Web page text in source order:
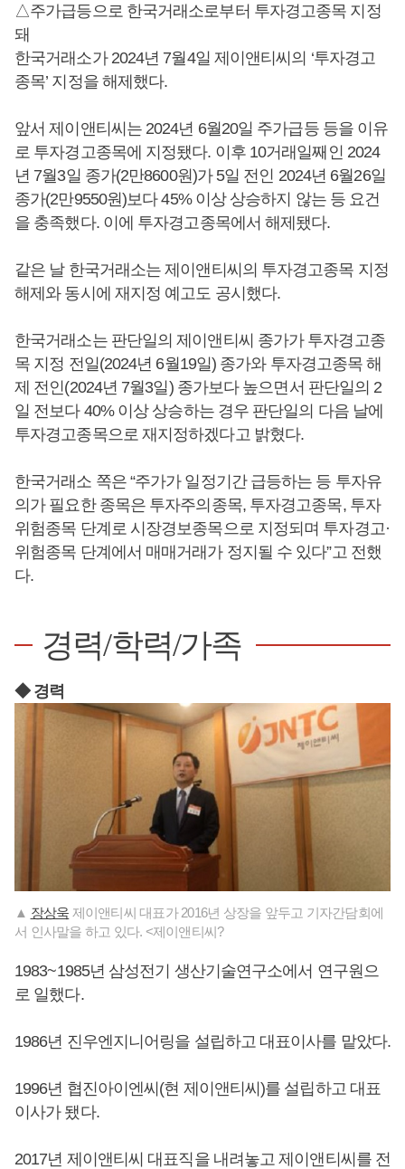
△주가급등으로 한국거래소로부터 투자경고종목 지정
돼
한국거래소가 2024년 7월4일 제이앤티씨의 ‘투자경고
종목’ 지정을 해제했다.
앞서 제이앤티씨는 2024년 6월20일 주가급등 등을 이유
로 투자경고종목에 지정됐다. 이후 10거래일째인 2024
년 7월3일 종가(2만8600원)가 5일 전인 2024년 6월26일
종가(2만9550원)보다 45% 이상 상승하지 않는 등 요건
을 충족했다. 이에 투자경고종목에서 해제됐다.
같은 날 한국거래소는 제이앤티씨의 투자경고종목 지정
해제와 동시에 재지정 예고도 공시했다.
한국거래소는 판단일의 제이앤티씨 종가가 투자경고종
목 지정 전일(2024년 6월19일) 종가와 투자경고종목 해
제 전인(2024년 7월3일) 종가보다 높으면서 판단일의 2
일 전보다 40% 이상 상승하는 경우 판단일의 다음 날에
투자경고종목으로 재지정하겠다고 밝혔다.
한국거래소 쪽은 “주가가 일정기간 급등하는 등 투자유
의가 필요한 종목은 투자주의종목, 투자경고종목, 투자
위험종목 단계로 시장경보종목으로 지정되며 투자경고·
위험종목 단계에서 매매거래가 정지될 수 있다”고 전했
다.
경력/학력/가족
◆ 경력
▲ 장상욱 제이앤티씨 대표가 2016년 상장을 앞두고 기자간담회에
서 인사말을 하고 있다. <제이앤티씨?
1983~1985년 삼성전기 생산기술연구소에서 연구원으
로 일했다.
1986년 진우엔지니어링을 설립하고 대표이사를 맡았다.
1996년 협진아이엔씨(현 제이앤티씨)를 설립하고 대표
이사가 됐다.
2017년 제이앤티씨 대표직을 내려놓고 제이앤티씨를 전